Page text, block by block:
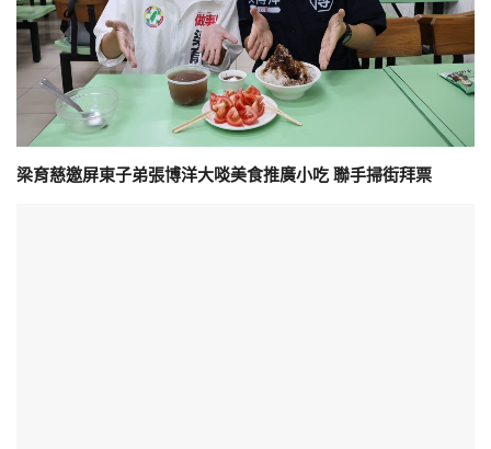
梁育慈邀屏東子弟張博洋大啖美食推廣小吃 聯手掃街拜票